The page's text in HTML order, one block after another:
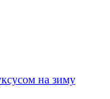
на зиму